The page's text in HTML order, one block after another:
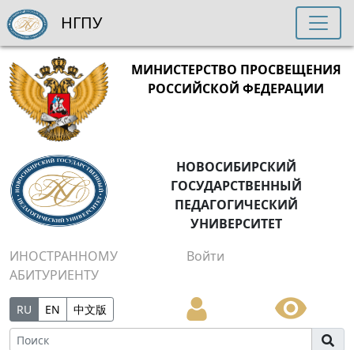
МИНИСТЕРСТВО ПРОСВЕЩЕНИЯ
РОССИЙСКОЙ ФЕДЕРАЦИИ
НОВОСИБИРСКИЙ
ГОСУДАРСТВЕННЫЙ
ПЕДАГОГИЧЕСКИЙ
УНИВЕРСИТЕТ
ИНОСТРАННОМУ
АБИТУРИЕНТУ
Войти
RU EN 中文版
НГПУ